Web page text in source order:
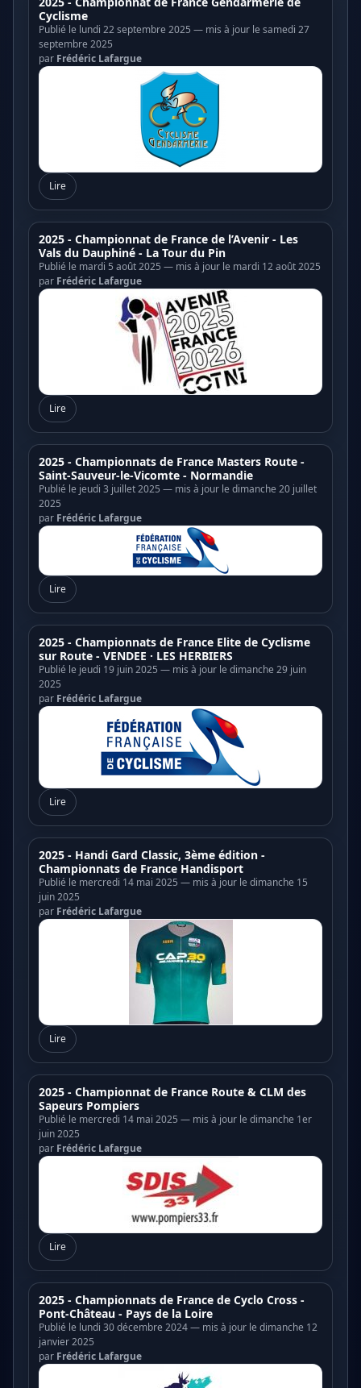
Cyclisme
Publié le lundi 22 septembre 2025 — mis à jour le samedi 27
septembre 2025
par Frédéric Lafargue
Lire
2025 - Championnat de France de l’Avenir - Les
Vals du Dauphiné - La Tour du Pin
Publié le mardi 5 août 2025 — mis à jour le mardi 12 août 2025
par Frédéric Lafargue
Lire
2025 - Championnats de France Masters Route -
Saint-Sauveur-le-Vicomte - Normandie
Publié le jeudi 3 juillet 2025 — mis à jour le dimanche 20 juillet
2025
par Frédéric Lafargue
Lire
2025 - Championnats de France Elite de Cyclisme
sur Route - VENDEE · LES HERBIERS
Publié le jeudi 19 juin 2025 — mis à jour le dimanche 29 juin
2025
par Frédéric Lafargue
Lire
2025 - Handi Gard Classic, 3ème édition -
Championnats de France Handisport
Publié le mercredi 14 mai 2025 — mis à jour le dimanche 15
juin 2025
par Frédéric Lafargue
Lire
2025 - Championnat de France Route & CLM des
Sapeurs Pompiers
Publié le mercredi 14 mai 2025 — mis à jour le dimanche 1er
juin 2025
par Frédéric Lafargue
Lire
2025 - Championnats de France de Cyclo Cross -
Pont-Château - Pays de la Loire
Publié le lundi 30 décembre 2024 — mis à jour le dimanche 12
janvier 2025
par Frédéric Lafargue